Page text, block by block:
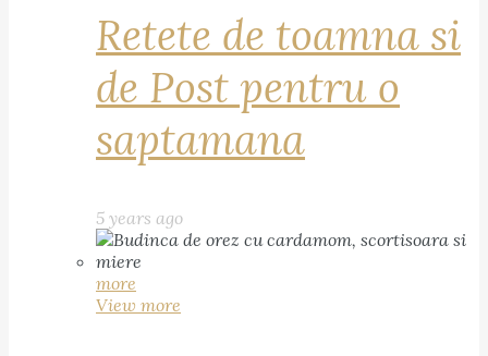
Retete de toamna si
de Post pentru o
saptamana
5 years ago
more
View more